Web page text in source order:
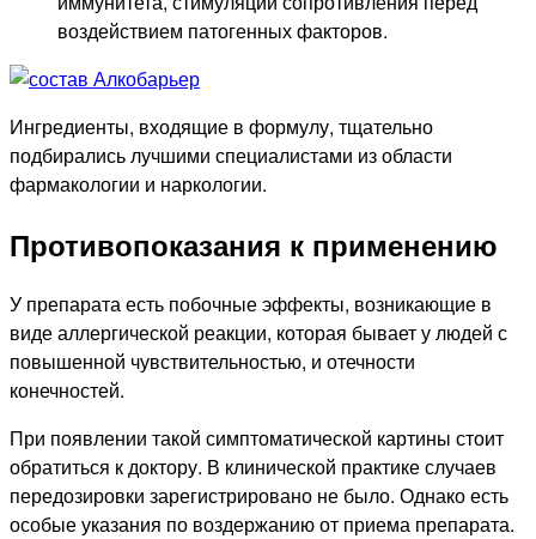
воздействием патогенных факторов.
Ингредиенты, входящие в формулу, тщательно
подбирались лучшими специалистами из области
фармакологии и наркологии.
Противопоказания к применению
У препарата есть побочные эффекты, возникающие в
виде аллергической реакции, которая бывает у людей с
повышенной чувствительностью, и отечности
конечностей.
При появлении такой симптоматической картины стоит
обратиться к доктору. В клинической практике случаев
передозировки зарегистрировано не было. Однако есть
особые указания по воздержанию от приема препарата.